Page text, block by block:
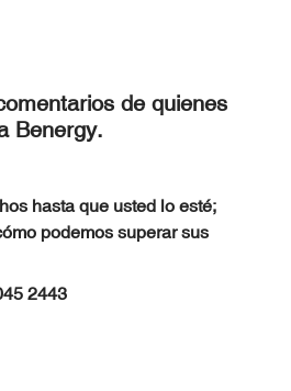
de quienes
Benergy.
hasta que usted lo esté;
podemos superar sus
2443